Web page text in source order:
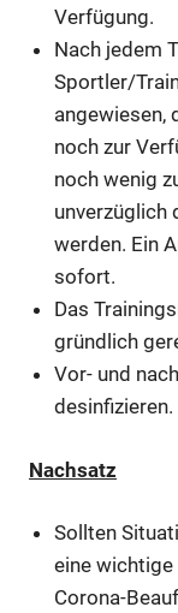
Verfügung.
Nach jedem
Sportler/
angewiesen,
noch zur
noch wenig
unverzüglich
werden. Ein
sofort.
Das
gründlich
Vor- und
desinfizieren.
Nachsatz
Sollten
eine
Corona-